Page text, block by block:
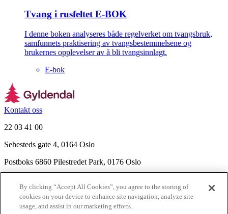
Tvang i rusfeltet E-BOK
I denne boken analyseres både regelverket om tvangsbruk,
samfunnets praktisering av tvangsbestemmelsene og
brukernes opplevelser av å bli tvangsinnlagt.
E-bok
Kontakt oss
22 03 41 00
Sehesteds gate 4, 0164 Oslo
Postboks 6860 Pilestredet Park, 0176 Oslo
Nyhetsbrev
Ledige stillinger
By clicking “Accept All Cookies”, you agree to the storing of
cookies on your device to enhance site navigation, analyze site
usage, and assist in our marketing efforts.